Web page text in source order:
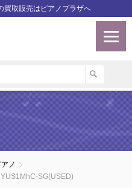
買取販売はピアノプラザへ
ノ
SG(USED)